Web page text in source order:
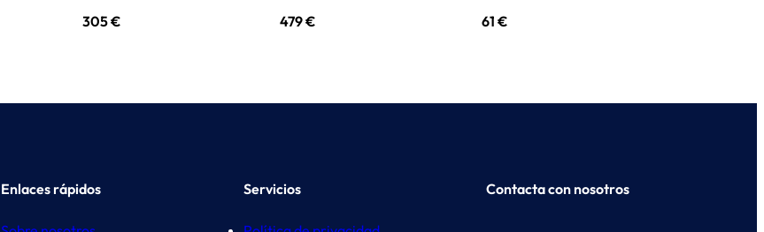
305€ 479€ 61 €
Enlaces rápidos Servicios Contacta con nosotros